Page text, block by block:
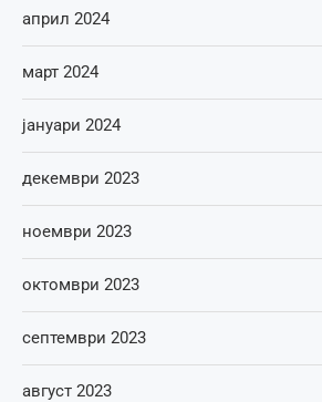
април 2024
март 2024
јануари 2024
декември 2023
ноември 2023
октомври 2023
септември 2023
август 2023